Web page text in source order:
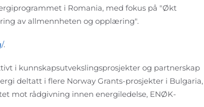
i Romania, med fokus på "Økt
av allmennheten og opplæring".
.
i kunnskapsutvekslingsprosjekter og partnerskap
deltatt i flere Norway Grants-prosjekter i Bulgaria,
mot rådgivning innen energiledelse, ENØK-